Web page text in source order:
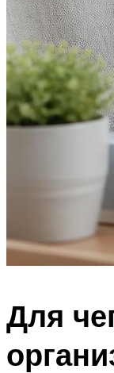
Для